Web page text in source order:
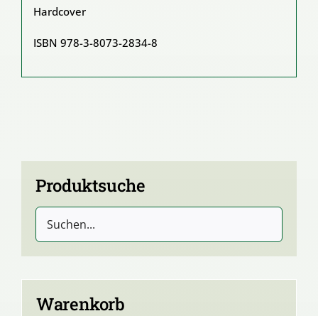
Hardcover
ISBN 978-3-8073-2834-8
Produktsuche
Warenkorb